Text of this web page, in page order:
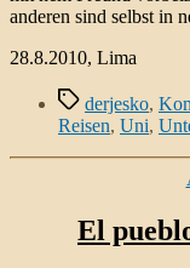
anderen sind selbst in
28.8.2010, Lima
Schlagwörter
derjesko,
Reisen, Uni,
El